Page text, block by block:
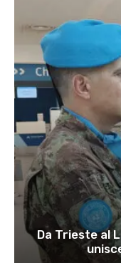
Da Trieste al